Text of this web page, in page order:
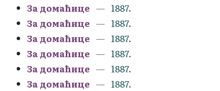
За домаћице
1887.
За домаћице
1887.
За домаћице
1887.
За домаћице
1887.
За домаћице
1887.
За домаћице
1887.